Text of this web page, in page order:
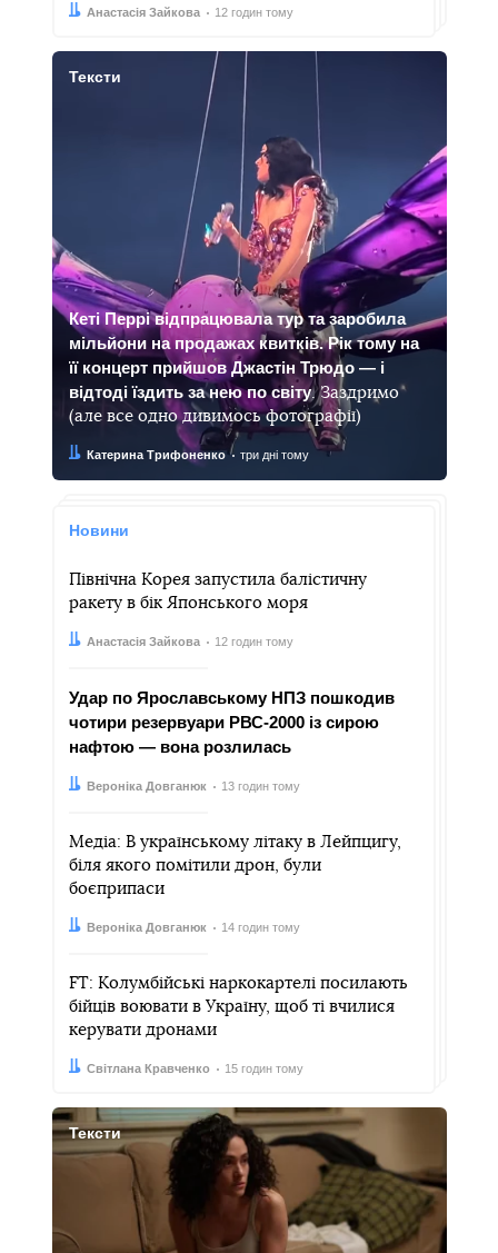
Автор:Анастасія Зайкова
Дата: 12 годин тому
Тексти
Кеті Перрі відпрацювала тур та заробила
мільйони на продажах квитків. Рік тому на
її концерт прийшов Джастін Трюдо — і
відтоді їздить за нею по світу. Заздримо
(але все одно дивимось фотографії)
Автор:
Катерина Трифоненко
Дата: три дні тому
Новини
Північна Корея запустила балістичну
ракету в бік Японського моря
Автор:Анастасія Зайкова
Дата: 12 годин тому
Удар по Ярославському НПЗ пошкодив
чотири резервуари РВС-2000 із сирою
нафтою — вона розлилась
Автор:
Вероніка Довганюк
Дата: 13 годин тому
Медіа: В українському літаку в Лейпцигу,
біля якого помітили дрон, були
боєприпаси
Автор:
Вероніка Довганюк
Дата: 14 годин тому
FT: Колумбійські наркокартелі посилають
бійців воювати в Україну, щоб ті вчилися
керувати дронами
Автор:
Світлана Кравченко
Дата: 15 годин тому
Тексти